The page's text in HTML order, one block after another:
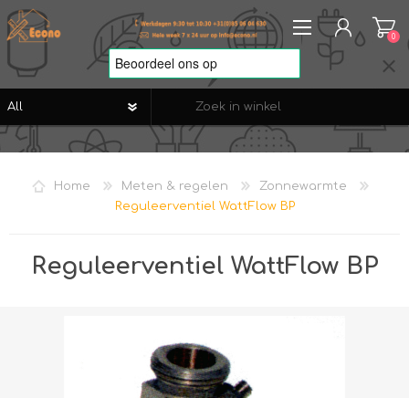
REGISTREREN
VERLANGLIJST
0
Home Meten & regelen
Zonnewarmte
Reguleerventiel WattFlow BP
Reguleerventiel WattFlow BP